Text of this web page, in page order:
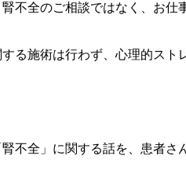
不全のご相談ではなく、お仕
る施術は行わず、心理的スト
不全」に関する話を、患者